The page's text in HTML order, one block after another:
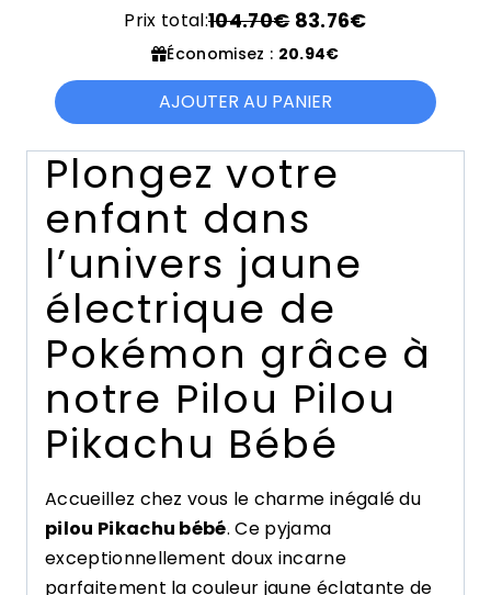
était :
est :
Prix total:104.70€ 83.76€
Économisez : 20.94€
AJOUTER AU PANIER
Plongez votre
enfant dans
l’univers jaune
électrique de
Pokémon grâce à
notre Pilou Pilou
Pikachu Bébé
Accueillez chez vous le charme inégalé du
pilou Pikachu bébé. Ce pyjama
exceptionnellement doux incarne
parfaitement la couleur jaune éclatante de